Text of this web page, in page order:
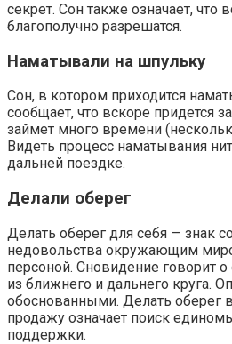
секрет. Сон также означает, что
благополучно разрешатся.
Наматывали на шпульку
Сон, в котором приходится
сообщает, что вскоре придется
займет много времени
Видеть процесс наматывания
дальней поездке.
Делали оберег
Делать оберег для себя — знак
недовольства окружающим
персоной. Сновидение говорит
из ближнего и дальнего круга.
обоснованными. Делать оберег
продажу означает поиск
поддержки.